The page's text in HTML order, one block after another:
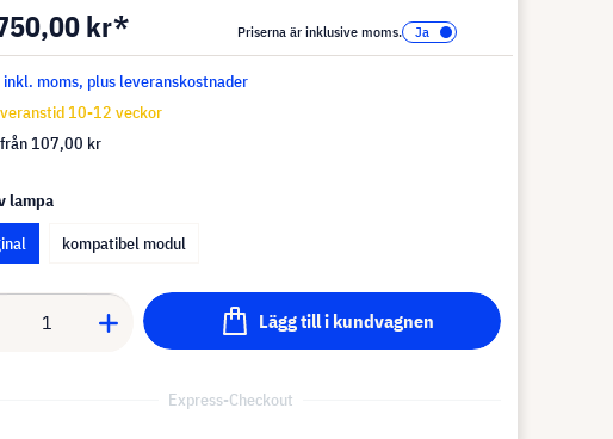
kr* Priserna är inklusive moms.
inkl. moms, plus leveranskostnader
10-12 veckor
107,00 kr
lampa
kompatibel modul
Lägg till i kundvagnen
Express-Checkout